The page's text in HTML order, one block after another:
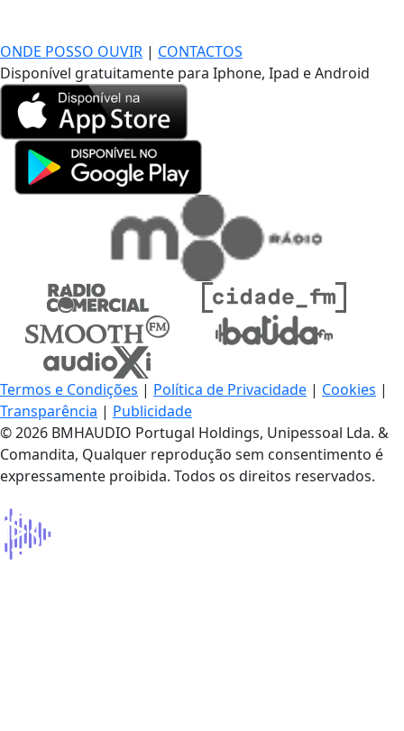
ONDE POSSO OUVIR | CONTACTOS
Disponível gratuitamente para Iphone, Ipad e Android
Termos e Condições | Política de Privacidade | Cookies |
Transparência | Publicidade
© 2026 BMHAUDIO Portugal Holdings, Unipessoal Lda. &
Comandita, Qualquer reprodução sem consentimento é
expressamente proibida. Todos os direitos reservados.